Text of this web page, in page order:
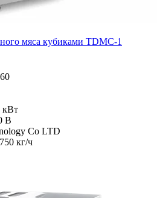
мяса кубиками TDMC-1
кВт
В
Co LTD
кг/ч